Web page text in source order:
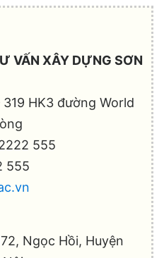
VẤN XÂY DỰNG SƠN
319 HK3 đường World
555
555
Ngọc Hồi, Huyện